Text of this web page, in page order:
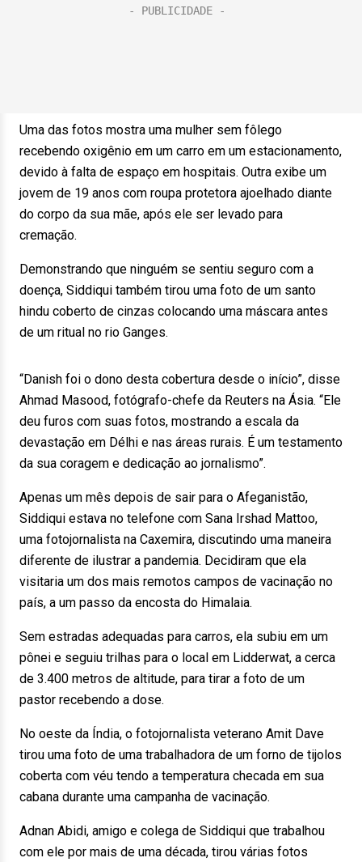
Uma das fotos mostra uma mulher sem fôlego
recebendo oxigênio em um carro em um estacionamento,
devido à falta de espaço em hospitais. Outra exibe um
jovem de 19 anos com roupa protetora ajoelhado diante
do corpo da sua mãe, após ele ser levado para
cremação.
Demonstrando que ninguém se sentiu seguro com a
doença, Siddiqui também tirou uma foto de um santo
hindu coberto de cinzas colocando uma máscara antes
de um ritual no rio Ganges.
“Danish foi o dono desta cobertura desde o início”, disse
Ahmad Masood, fotógrafo-chefe da Reuters na Ásia. “Ele
deu furos com suas fotos, mostrando a escala da
devastação em Délhi e nas áreas rurais. É um testamento
da sua coragem e dedicação ao jornalismo”.
Apenas um mês depois de sair para o Afeganistão,
Siddiqui estava no telefone com Sana Irshad Mattoo,
uma fotojornalista na Caxemira, discutindo uma maneira
diferente de ilustrar a pandemia. Decidiram que ela
visitaria um dos mais remotos campos de vacinação no
país, a um passo da encosta do Himalaia.
Sem estradas adequadas para carros, ela subiu em um
pônei e seguiu trilhas para o local em Lidderwat, a cerca
de 3.400 metros de altitude, para tirar a foto de um
pastor recebendo a dose.
No oeste da Índia, o fotojornalista veterano Amit Dave
tirou uma foto de uma trabalhadora de um forno de tijolos
coberta com véu tendo a temperatura checada em sua
cabana durante uma campanha de vacinação.
Adnan Abidi, amigo e colega de Siddiqui que trabalhou
com ele por mais de uma década, tirou várias fotos